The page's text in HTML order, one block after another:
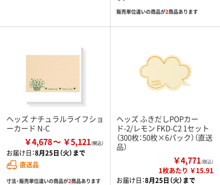
販売単位違いの商品が2商品あります
ヘッズ ナチュラルライフショ
ーカード N-C
￥4,678 ￥5,121
お届け日：8月25日（火）まで
直送品
寸法・販売単位違いの商品が2商品あります
ヘッズ ふきだしPOPカー
ド-2/レモン FKD-C2 1セット
（300枚：50枚×6パック）（直送
品）
￥4,771（税込）
1枚あたり ￥15.91
お届け日：8月25日（火）まで